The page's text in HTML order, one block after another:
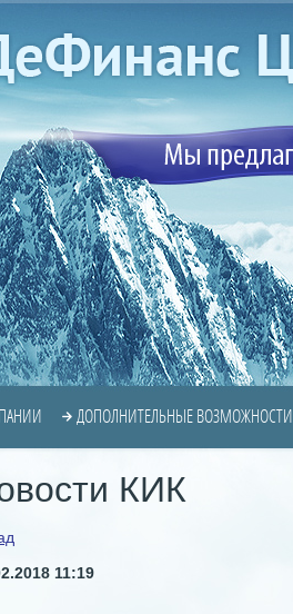
ДОПОЛНИТЕЛЬНЫЕ ВОЗМОЖНОСТИ
КИК
11:19